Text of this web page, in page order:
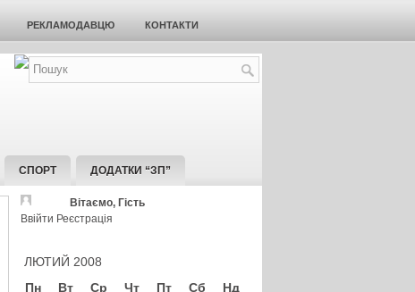
РЕКЛАМОДАВЦЮ КОНТАКТИ
СПОРТ ДОДАТКИ “ЗП”
Вітаємо, Гість
Ввійти Реєстрація
ЛЮТИЙ 2008
Пн
Вт Ср Чт Пт Сб Нд